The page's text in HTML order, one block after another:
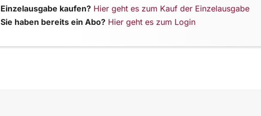
Einzelausgabe kaufen? Hier geht es zum Kauf der Einzelausgabe
Sie haben bereits ein Abo? Hier geht es zum Login